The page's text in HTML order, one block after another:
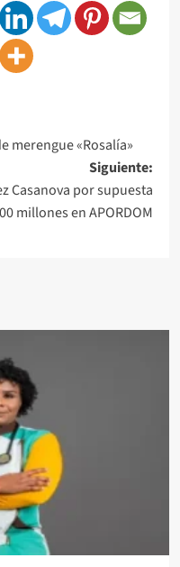
merengue «Rosalía»
Siguiente:
Casanova por supuesta
millones en APORDOM